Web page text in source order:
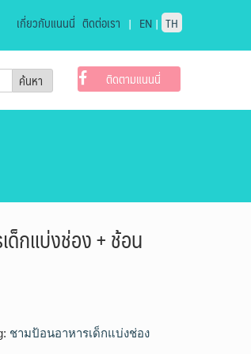
เกี่ยวกับแนนนี่ ติดต่อเรา | EN | TH
ติดตามแนนนี่
ด็กแบ่งช่อง + ช้อน
ชามป้อนอาหารเด็กแบ่งช่อง